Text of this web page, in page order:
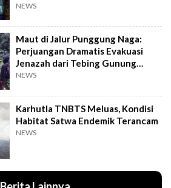
NEWS
Maut di Jalur Punggung Naga:
Perjuangan Dramatis Evakuasi
Jenazah dari Tebing Gunung
Piramid
NEWS
Karhutla TNBTS Meluas, Kondisi
Habitat Satwa Endemik Terancam
NEWS